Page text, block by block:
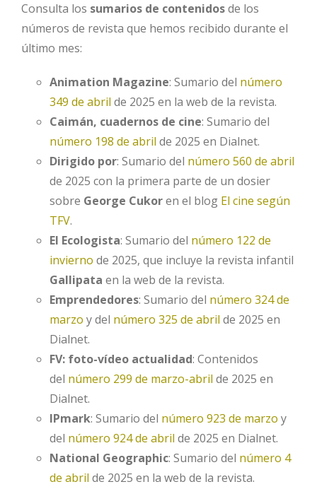
Consulta los sumarios de contenidosde los
números de revista que hemos recibido durante el
último mes:
Animation Magazine: Sumario del número
349 de abril de 2025 en la web de la revista.
Caimán, cuadernos de cine: Sumario del
número 198 de abril de 2025 en Dialnet.
Dirigido por: Sumario del número 560 de abril
de 2025 con la primera parte de un dosier
sobre George Cukoren el blog El cine según
TFV.
El Ecologista: Sumario del número 122 de
invierno de 2025, que incluye la revista infantil
Gallipata en la web de la revista.
Emprendedores: Sumario del número 324 de
marzo y del número 325 de abril de 2025 en
Dialnet.
FV: foto-vídeo actualidad: Contenidos
del número 299 de marzo-abril de 2025 en
Dialnet.
IPmark: Sumario del número 923 de marzo y
del número 924 de abril de 2025 en Dialnet.
National Geographic: Sumario del número 4
de abril de 2025 en la web de la revista.